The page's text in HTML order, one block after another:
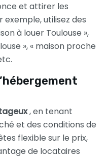
et attirer les
utilisez des
à louer Toulouse »,
», « maison proche
, en tenant
et des conditions de
flexible sur le prix,
de locataires